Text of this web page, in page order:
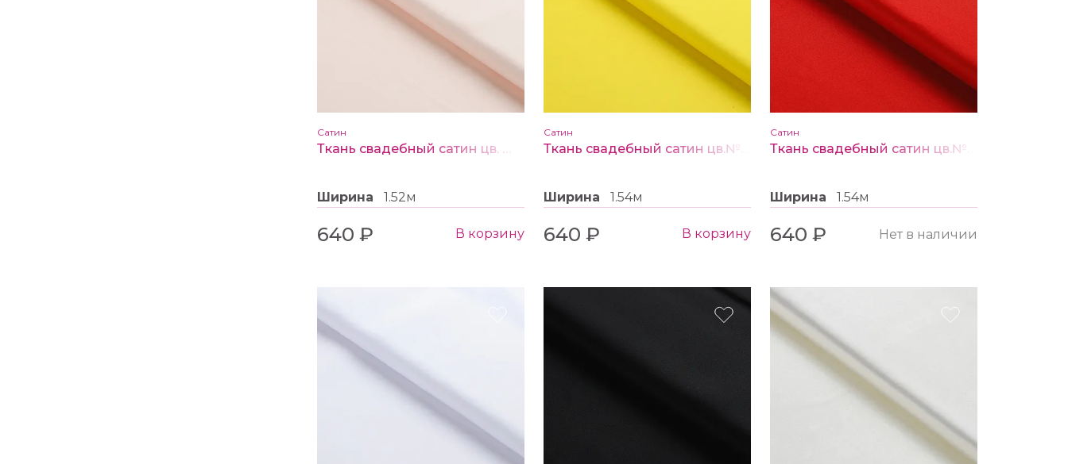
Сатин
Ткань свадебный сатин цв. №43 нежно-персиковый
Ширина 1.52м
640 ₽ В корзину
Сатин
Ширина 1.54м
640 ₽ В корзину
Сатин
Ширина 1.54м
640 ₽ Нет в наличии